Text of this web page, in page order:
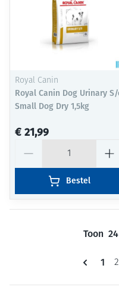
Royal Canin
Royal Canin Dog Urinary
Small Dog Dry 1,5kg
€ 21,99
Bestel
U
1 2
Toon